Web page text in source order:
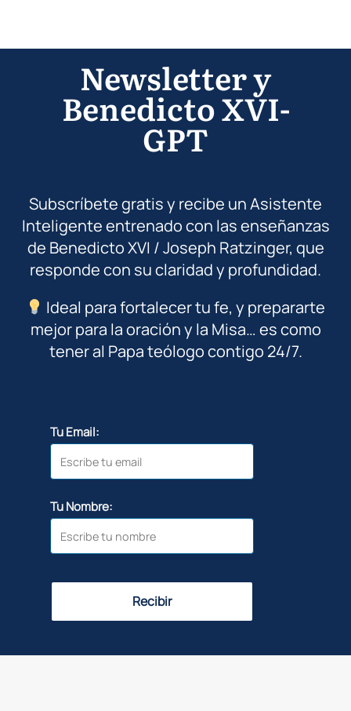
Newsletter y
Benedicto XVI-
GPT
Subscríbete gratis y recibe un Asistente
Inteligente entrenado con las enseñanzas
de Benedicto XVI / Joseph Ratzinger, que
responde con su claridad y profundidad.
Ideal para fortalecer tu fe, y prepararte
mejor para la oración y la Misa… es como
tener al Papa teólogo contigo 24/7.
Tu Email:
Tu Nombre:
Recibir